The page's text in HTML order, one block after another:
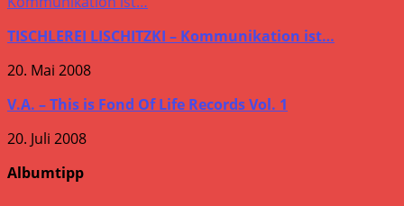
TISCHLEREI LISCHITZKI – Kommunikation ist…
20. Mai 2008
V.A. – This is Fond Of Life Records Vol. 1
20. Juli 2008
Albumtipp